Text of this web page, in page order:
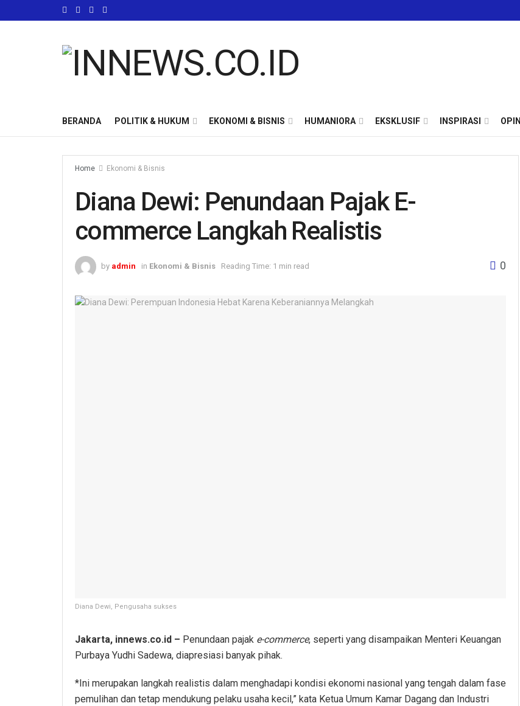
BERANDA POLITIK & HUKUM EKONOMI & BISNIS HUMANIORA EKSKLUSIF INSPIRASI OPINI
Home Ekonomi & Bisnis
Diana Dewi: Penundaan Pajak E-
commerce Langkah Realistis
by admin in Ekonomi & Bisnis Reading Time: 1 min read 0
Diana Dewi, Pengusaha sukses
Jakarta, innews.co.id – Penundaan pajak e-commerce, seperti yang disampaikan Menteri Keuangan
Purbaya Yudhi Sadewa, diapresiasi banyak pihak.
*Ini merupakan langkah realistis dalam menghadapi kondisi ekonomi nasional yang tengah dalam fase
pemulihan dan tetap mendukung pelaku usaha kecil,” kata Ketua Umum Kamar Dagang dan Industri